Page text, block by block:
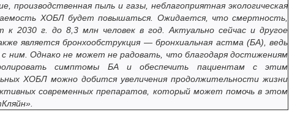
производственная пыль и газы, неблагоприятная экологическая
ХОБЛ будет повышаться. Ожидается, что смертность,
к 2030 г. до 8,3 млн человек в год. Актуально сейчас и другое
является бронхообструкция — бронхиальная астма (БА), ведь
ним. Однако не может не радовать, что благодаря достижениям
симптомы БА и обеспечить пациентам с этим
ХОБЛ можно добится увеличения продолжительности жизни
современных препаратов, который может помочь в этом